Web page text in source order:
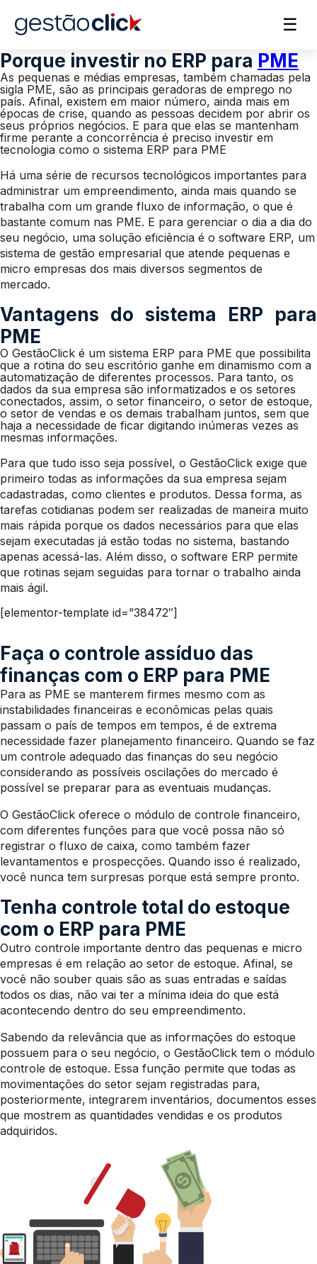
☰
Porque investir no ERP para PME
As pequenas e médias empresas, também chamadas pela
sigla PME, são as principais geradoras de emprego no
país. Afinal, existem em maior número, ainda mais em
épocas de crise, quando as pessoas decidem por abrir os
seus próprios negócios. E para que elas se mantenham
firme perante a concorrência é preciso investir em
tecnologia como o sistema ERP para PME
Há uma série de recursos tecnológicos importantes para
administrar um empreendimento, ainda mais quando se
trabalha com um grande fluxo de informação, o que é
bastante comum nas PME. E para gerenciar o dia a dia do
seu negócio, uma solução eficiência é o software ERP, um
sistema de gestão empresarial que atende pequenas e
micro empresas dos mais diversos segmentos de
mercado.
Vantagens do sistema ERP para
PME
O GestãoClick é um sistema ERP para PME que possibilita
que a rotina do seu escritório ganhe em dinamismo com a
automatização de diferentes processos. Para tanto, os
dados da sua empresa são informatizados e os setores
conectados, assim, o setor financeiro, o setor de estoque,
o setor de vendas e os demais trabalham juntos, sem que
haja a necessidade de ficar digitando inúmeras vezes as
mesmas informações.
Para que tudo isso seja possível, o GestãoClick exige que
primeiro todas as informações da sua empresa sejam
cadastradas, como clientes e produtos. Dessa forma, as
tarefas cotidianas podem ser realizadas de maneira muito
mais rápida porque os dados necessários para que elas
sejam executadas já estão todas no sistema, bastando
apenas acessá-las. Além disso, o software ERP permite
que rotinas sejam seguidas para tornar o trabalho ainda
mais ágil.
[elementor-template id=”38472″]
Faça o controle assíduo das
finanças com o ERP para PME
Para as PME se manterem firmes mesmo com as
instabilidades financeiras e econômicas pelas quais
passam o país de tempos em tempos, é de extrema
necessidade fazer planejamento financeiro. Quando se faz
um controle adequado das finanças do seu negócio
considerando as possíveis oscilações do mercado é
possível se preparar para as eventuais mudanças.
O GestãoClick oferece o módulo de controle financeiro,
com diferentes funções para que você possa não só
registrar o fluxo de caixa, como também fazer
levantamentos e prospecções. Quando isso é realizado,
você nunca tem surpresas porque está sempre pronto.
Tenha controle total do estoque
com o ERP para PME
Outro controle importante dentro das pequenas e micro
empresas é em relação ao setor de estoque. Afinal, se
você não souber quais são as suas entradas e saídas
todos os dias, não vai ter a mínima ideia do que está
acontecendo dentro do seu empreendimento.
Sabendo da relevância que as informações do estoque
possuem para o seu negócio, o GestãoClick tem o módulo
controle de estoque. Essa função permite que todas as
movimentações do setor sejam registradas para,
posteriormente, integrarem inventários, documentos esses
que mostrem as quantidades vendidas e os produtos
adquiridos.